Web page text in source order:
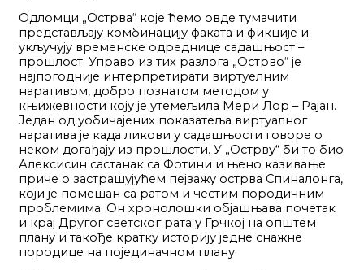
Одломци „Острва“ које ћемо овде тумачити
представљају комбинацију факата и фикције и
укључују временске одреднице садашњост –
прошлост. Управо из тих разлога „Острво“ је
најпогодније интерпретирати виртуелним
наративом, добро познатом методом у
књижевности коју је утемељила Мери Лор – Рајан.
Један од уобичајених показатеља виртуалног
наратива је када ликови у садашњости говоре о
неком догађају из прошлости. У „Острву“ би то био
Алексисин састанак са Фотини и њено казивање
приче о застрашујућем пејзажу острва Спиналонга,
који је помешан са ратом и честим породичним
проблемима. Он хронолошки објашњава почетак
и крај Другог светског рата у Грчкој на општем
плану и такође кратку историју једне снажне
породице на појединачном плану.